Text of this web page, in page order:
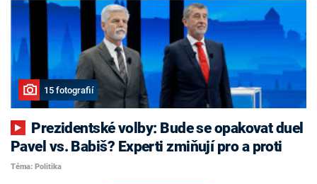
15 fotografií
Pavel vs. Babiš? Experti zmiňují pro a proti
Téma: Politika